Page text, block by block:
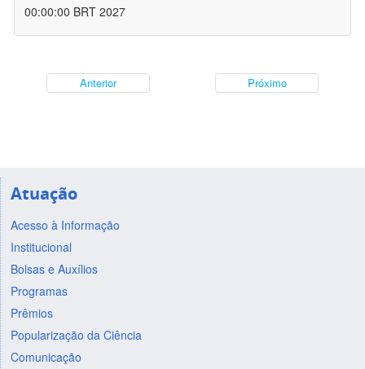
00:00:00 BRT 2027
Anterior Próximo
Atuação
Acesso à Informação
Institucional
Bolsas e Auxílios
Programas
Prêmios
Popularização da Ciência
Comunicação